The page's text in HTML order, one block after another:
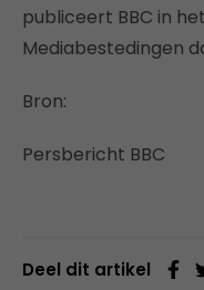
publiceert BBC in
Mediabestedingen
Bron:
Persbericht BBC
Deel dit artikel